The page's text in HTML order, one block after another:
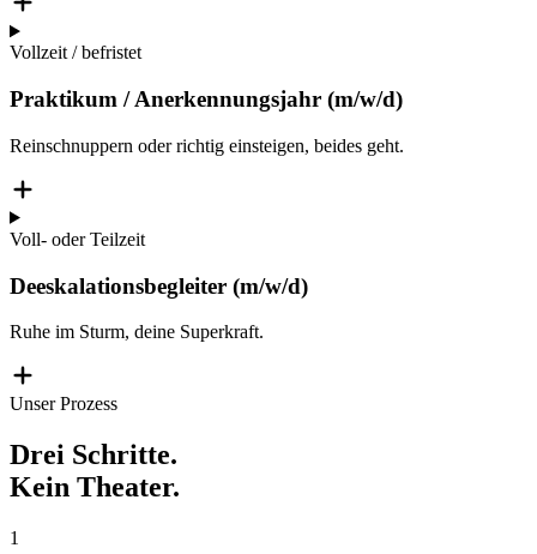
Vollzeit / befristet
Praktikum / Anerkennungsjahr (m/w/d)
Reinschnuppern oder richtig einsteigen, beides geht.
Voll- oder Teilzeit
Deeskalationsbegleiter (m/w/d)
Ruhe im Sturm, deine Superkraft.
Unser Prozess
Drei Schritte.
Kein Theater.
1